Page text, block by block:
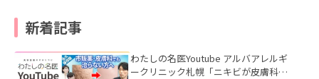
新着記事
わたしの名医Youtube アルバアレルギ
ークリニック札幌「ニキビが皮膚科で